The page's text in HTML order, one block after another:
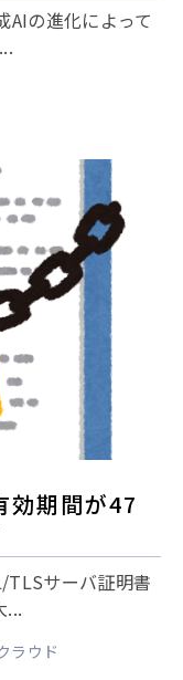
AIの進化によって
効期間が47
TLSサーバ証明書
...
ラウド